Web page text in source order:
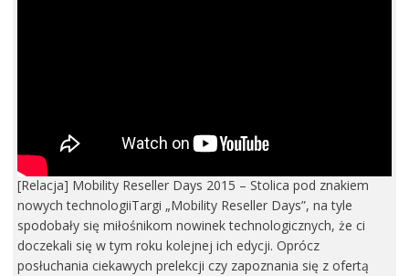
[Relacja] Mobility Reseller Days 2015 – Stolica pod znakiem
nowych technologiiTargi „Mobility Reseller Days”, na tyle
spodobały się miłośnikom nowinek technologicznych, że ci
doczekali się w tym roku kolejnej ich edycji. Oprócz
posłuchania ciekawych prelekcji czy zapoznania się z ofertą